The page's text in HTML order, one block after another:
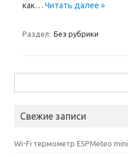
как… Читать далее »
Раздел: Без рубрики
Свежие записи
Wi-Fi термометр ESPMeteo mini